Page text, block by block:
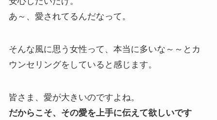
あ～、愛されてるんだなって。
そんな風に思う女性って、本当に多いな～～とカ
ウンセリングをしていると感じます。
皆さま、愛が大きいのですよね。
だからこそ、その愛を上手に伝えて欲しいです